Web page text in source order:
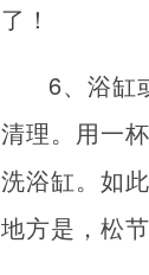
了！
6、浴缸
清理。用一
洗浴缸。如
地方是，松